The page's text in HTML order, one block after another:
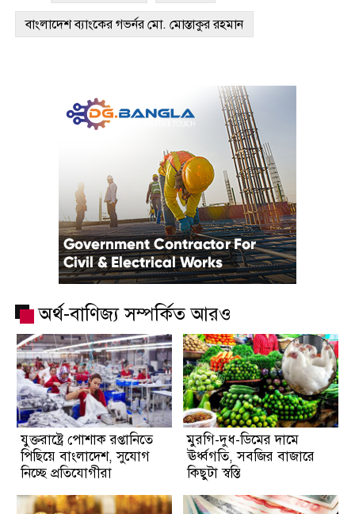
বাংলাদেশ ব্যাংকের গভর্নর মো. মোস্তাকুর রহমান
অর্থ-বাণিজ্য সম্পর্কিত আরও
যুক্তরাষ্ট্রে পোশাক রপ্তানিতে
পিছিয়ে বাংলাদেশ, সুযোগ
নিচ্ছে প্রতিযোগীরা
মুরগি-দুধ-ডিমের দামে
ঊর্ধ্বগতি, সবজির বাজারে
কিছুটা স্বস্তি